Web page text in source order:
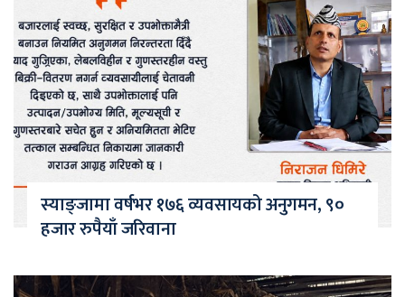
स्याङ्जामा वर्षभर १७६ व्यवसायको अनुगमन, ९०
हजार रुपैयाँ जरिवाना